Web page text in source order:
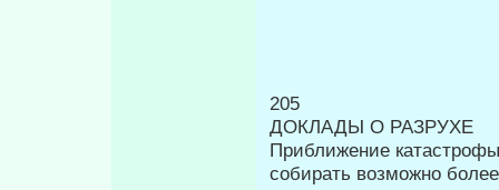
205
ДОКЛАДЫ О РАЗРУХЕ
Приближение
со­бирать возможно